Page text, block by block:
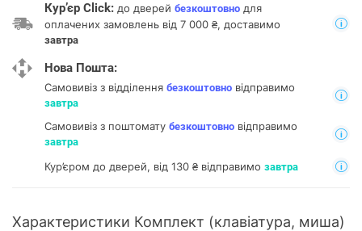
Кур’єр Click: до дверей безкоштовно для
оплачених замовлень від 7 000 ₴, доставимо
завтра
Нова Пошта:
Самовивіз з відділення безкоштовно відправимо
завтра
Самовивіз з поштомату безкоштовно відправимо
завтра
Кур’єром до дверей, від 130 ₴ відправимо завтра
Характеристики Комплект (клавіатура, миша)